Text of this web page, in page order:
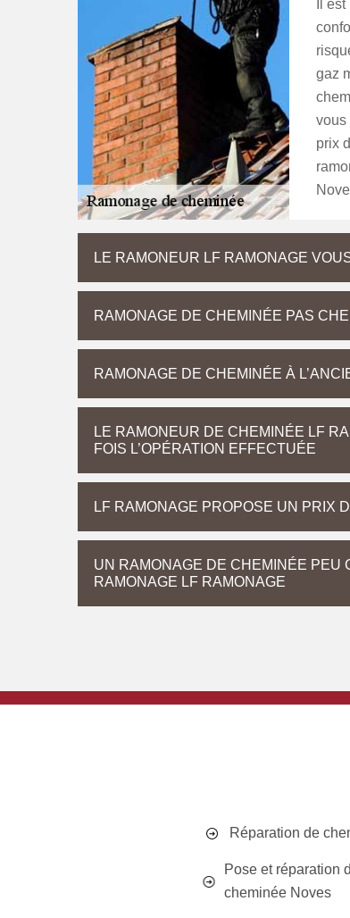
Il
gaz
vous
prix
LE RAMONEUR LF RAMONAGE
RAMONAGE DE CHEMINÉE PAS
RAMONAGE DE CHEMINÉE À
LE RAMONEUR DE CHEMINÉE LF
FOIS L’OPÉRATION EFFECTUÉE
LF RAMONAGE PROPOSE UN PRIX
UN RAMONAGE DE CHEMINÉE PEU
RAMONAGE LF RAMONAGE
Réparation de
Pose et réparation
cheminée Noves